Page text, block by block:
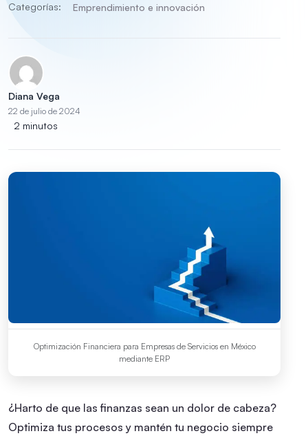
Categorías: Emprendimiento e innovación
Diana Vega
22 de julio de 2024
2 minutos
Optimización Financiera para Empresas de Servicios en México
mediante ERP
¿Harto de que las finanzas sean un dolor de cabeza?
Optimiza tus procesos y mantén tu negocio siempre